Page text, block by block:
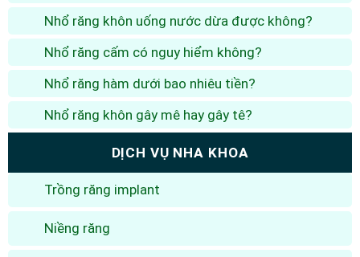
Nhổ răng khôn uống nước dừa được không?
Nhổ răng cấm có nguy hiểm không?
Nhổ răng hàm dưới bao nhiêu tiền?
Nhổ răng khôn gây mê hay gây tê?
DỊCH VỤ NHA KHOA
Trồng răng implant
Niềng răng